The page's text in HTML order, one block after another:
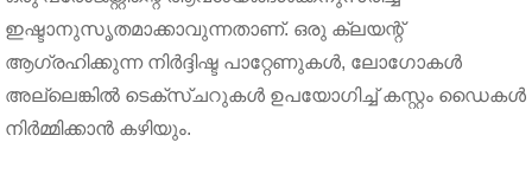
ഇഷ്ടാനുസൃതമാക്കാവുന്നതാണ്. ഒരു ക്ലയന്റ്
ആഗ്രഹിക്കുന്ന നിർദ്ദിഷ്ട പാറ്റേണുകൾ, ലോഗോകൾ
അല്ലെങ്കിൽ ടെക്സ്ചറുകൾ ഉപയോഗിച്ച് കസ്റ്റം ഡൈകൾ
നിർമ്മിക്കാൻ കഴിയും.